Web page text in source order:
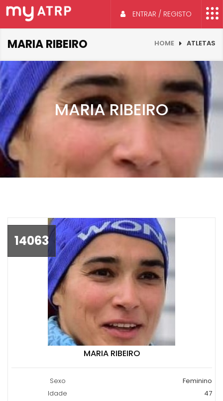
ENTRAR / REGISTO
MARIA RIBEIRO HOME ATLETAS
MARIA RIBEIRO
14063
MARIA RIBEIRO
Sexo
Feminino
Idade
47